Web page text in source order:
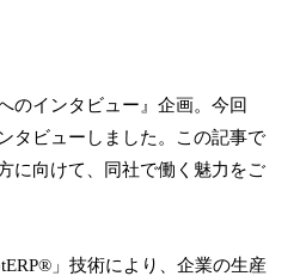
のインタビュー』企画。今回
タビューしました。この記事で
に向けて、同社で働く魅力をご
」技術により、企業の生産